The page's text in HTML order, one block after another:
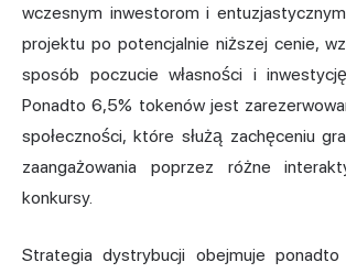
wczesnym inwestorom i
projektu po potencjalnie niższej cenie,
sposób poczucie własności i
Ponadto 6,5% tokenów jest
społeczności, które służą zachęceniu
zaangażowania poprzez różne
konkursy.
Strategia dystrybucji obejmuje